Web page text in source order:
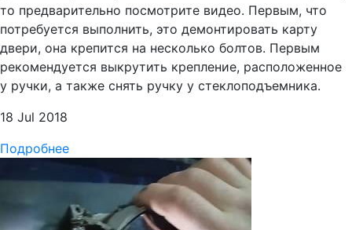
то предварительно посмотрите видео. Первым, что
потребуется выполнить, это демонтировать карту
двери, она крепится на несколько болтов. Первым
рекомендуется выкрутить крепление, расположенное
у ручки, а также снять ручку у стеклоподъемника.
18 Jul 2018
Подробнее